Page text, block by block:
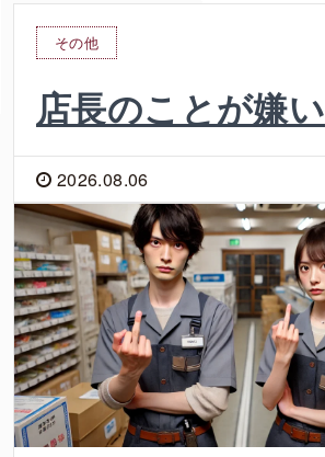
その他
店長のことが嫌い
2026.08.06